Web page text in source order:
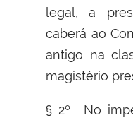
legal, a
caberá ao
antigo na
magistério
§ 2º No